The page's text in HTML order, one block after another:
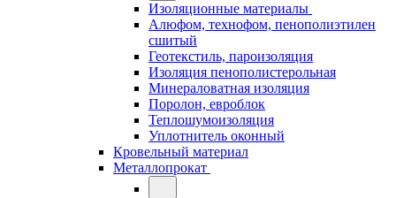
Изоляционные материалы
Алюфом, технофом, пенополиэтилен
сшитый
Геотекстиль, пароизоляция
Изоляция пенополистерольная
Минераловатная изоляция
Поролон, евроблок
Теплошумоизоляция
Уплотнитель оконный
Кровельный материал
Металлопрокат